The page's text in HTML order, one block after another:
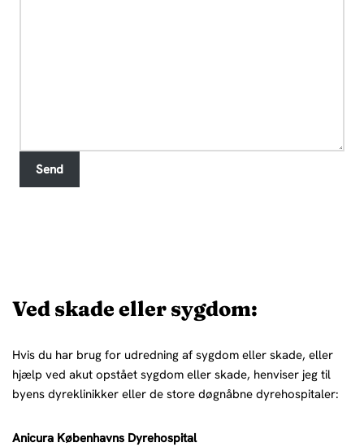
Send
Ved skade eller sygdom:
Hvis du har brug for udredning af sygdom eller skade, eller
hjælp ved akut opstået sygdom eller skade, henviser jeg til
byens dyreklinikker eller de store døgnåbne dyrehospitaler:
Anicura Københavns Dyrehospital